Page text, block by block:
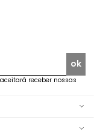
ok
receber nossas